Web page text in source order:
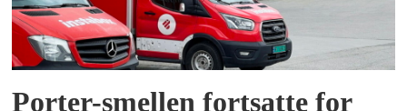
Porter-smellen fortsatte for